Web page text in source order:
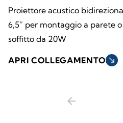
Proiettore acustico
6,5” per montaggio a parete o
soffitto da 20W
APRI COLLEGAMENTO south_east
arrow_back